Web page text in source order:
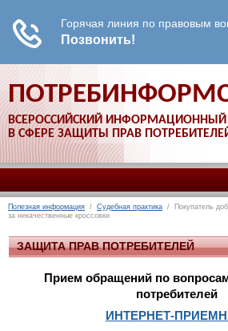
ВСЕРОССИЙСКИЙ ИНФОРМАЦИОННЫЙ
В СФЕРЕ ЗАЩИТЫ ПРАВ
Полезная информация / Судебная практика / Покупатель
за некачественные кроссовки
ЗАЩИТА ПРАВ ПОТРЕБИТЕЛЕЙ
Прием обращений по
потребителей
ИНТЕРНЕТ-